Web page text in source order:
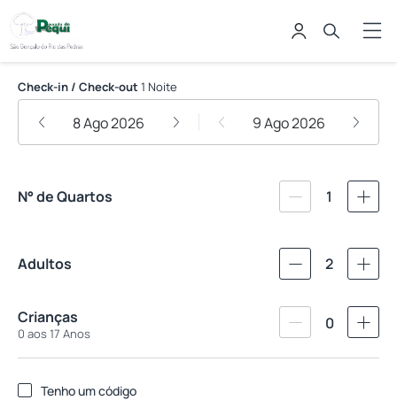
Pousada do Pequi
Check-in / Check-out 1 Noite
8 Ago 2026 9 Ago 2026
N° de Quartos 1
Adultos 2
Crianças
0 aos 17 Anos
0
Tenho um código